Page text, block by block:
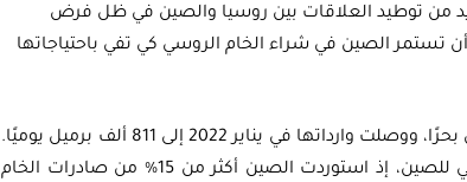
من توطيد العلاقات بين روسيا والصين في ظل فرض
تستمر الصين في شراء الخام الروسي كي تفي باحتياجاتها
تعد روسيا ثالث أكبر مورّد للصين من النفط المنقول بحرًا، ووصلت وارداتها في يناير 2022 إلى 811 ألف برميل يوميًا.
ومن حيث الإجمالي، تعد روسيا ثاني أكبر مورد نفطي للصين، إذ استوردت الصين أكثر من 15% من صادرات الخام